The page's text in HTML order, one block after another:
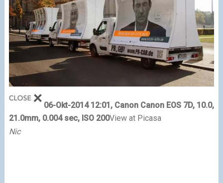
06-Okt-2014 12:01, Canon Canon EOS 7D, 10.0,
21.0mm, 0.004 sec, ISO 200View at Picasa
Nic